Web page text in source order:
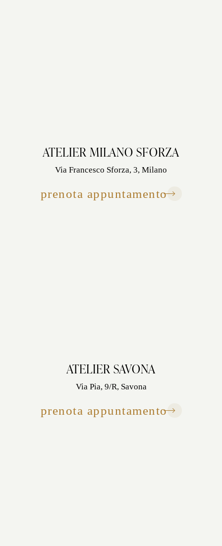
ATELIER MILANO SFORZA
Via Francesco Sforza, 3, Milano
prenota appuntamento
ATELIER SAVONA
Via Pia, 9/R, Savona
prenota appuntamento